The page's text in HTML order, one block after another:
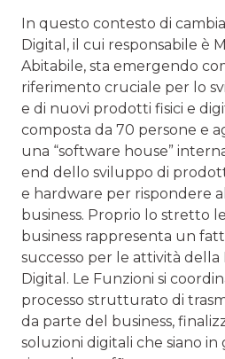
In questo contesto di
Digital, il cui responsabile è
Abitabile, sta emergendo
riferimento cruciale per lo
e di nuovi prodotti fisici e
composta da 70 persone e
una “software house”
end dello sviluppo di
e hardware per rispondere
business. Proprio lo stretto
business rappresenta un
successo per le attività della
Digital. Le Funzioni si
processo strutturato di
da parte del business,
soluzioni digitali che siano in